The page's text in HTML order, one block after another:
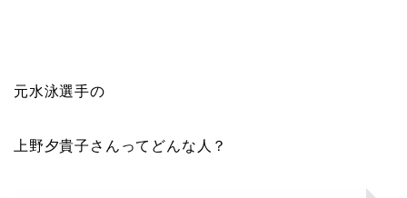
元水泳選手の
上野夕貴子さんってどんな人？